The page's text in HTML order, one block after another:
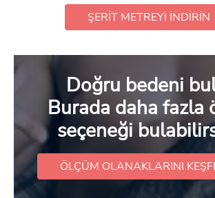
ŞERIT METREYI INDIRIN
Doğru bedeni
Burada daha fazla
seçeneği
ÖLÇÜM OLANAKLARINI